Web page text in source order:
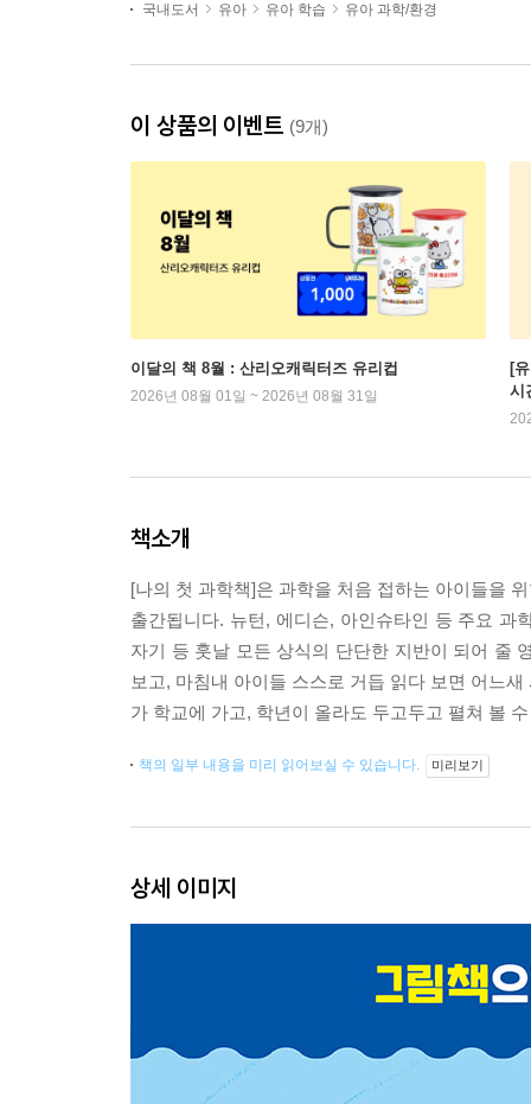
국내도서
유아 유아 학습 유아 과학/환경
이 상품의 이벤트 (9개)
이달의 책 8월 : 산리오캐릭터즈 유리컵
2026년 08월 01일 ~ 2026년 08월 31일
[
시
책소개
[나의 첫 과학책]은 과학을 처음 접하는 아이들을
출간됩니다. 뉴턴, 에디슨, 아인슈타인 등 주요 과
자기 등 훗날 모든 상식의 단단한 지반이 되어 줄
보고, 마침내 아이들 스스로 거듭 읽다 보면 어느
가 학교에 가고, 학년이 올라도 두고두고 펼쳐 볼
책의 일부 내용을 미리 읽어보실 수 있습니다. 미리보기
상세 이미지